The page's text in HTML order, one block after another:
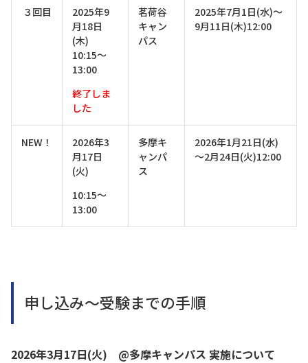
３回目
2025年9
月18日
(木)
10:15～
13:00
終了しま
した
茗荷谷
キャン
パス
2025年7月1日(水)～
9月11日(木)12:00
NEW！
2026年3
月17日
(火)
10:15～
13:00
多摩キ
ャンパ
ス
2026年1月21日(水)
～2月24日(火)12:00
申し込み～受験までの手順
2026年3月17日(火) @多摩キャンパス 実施について